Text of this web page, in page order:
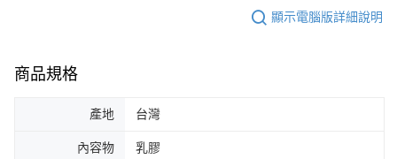
顯示電腦版詳細說明
商品規格
產地 台灣
內容物 乳膠